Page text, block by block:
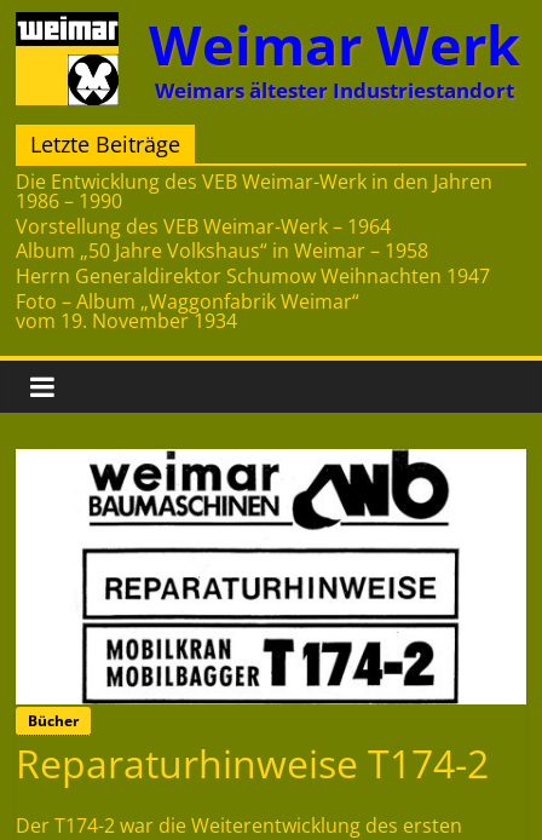
Zum
Inhalt
springen
Weimar Werk
Weimars ältester Industriestandort
Letzte Beiträge
Die Entwicklung des VEB Weimar-Werk in den Jahren
1986 – 1990
Vorstellung des VEB Weimar-Werk – 1964
Album „50 Jahre Volkshaus“ in Weimar – 1958
Herrn Generaldirektor Schumow Weihnachten 1947
Foto – Album „Waggonfabrik Weimar“
vom 19. November 1934
Bücher
Reparaturhinweise T174-2
Der T174-2 war die Weiterentwicklung des ersten